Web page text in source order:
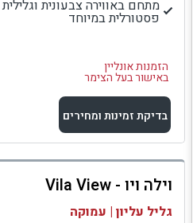
מתחם באווירה צבעונית
פסטורלית במיוחד
הזמנות אונליין
באישור בעל הצימר
בדיקת זמינות ומחירים
למתחם זה
בדיקת זמינות ומחירים
וילה ויו - Vila View
גליל עליון | עמוקה